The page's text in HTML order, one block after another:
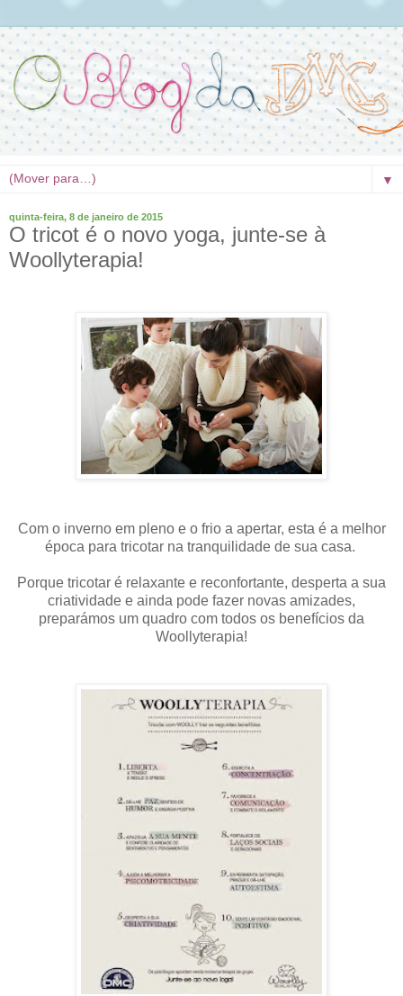
▼
quinta-feira, 8 de janeiro de 2015
O tricot é o novo yoga, junte-se à
Woollyterapia!
Com o inverno em pleno e o frio a apertar, esta é a melhor
época para tricotar na tranquilidade de sua casa.
Porque tricotar é relaxante e reconfortante, desperta a sua
criatividade e ainda pode fazer novas amizades,
preparámos um quadro com todos os benefícios da
Woollyterapia!